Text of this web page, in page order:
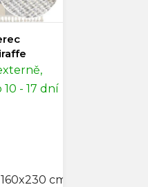
- 17 dní
160x230 cm